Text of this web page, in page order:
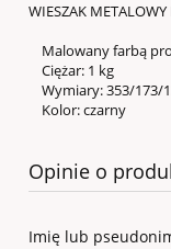
WIESZAK
Malowany farbą
Ciężar: 1 kg
Wymiary: 353/173/
Kolor: czarny
Opinie o
Imię lub